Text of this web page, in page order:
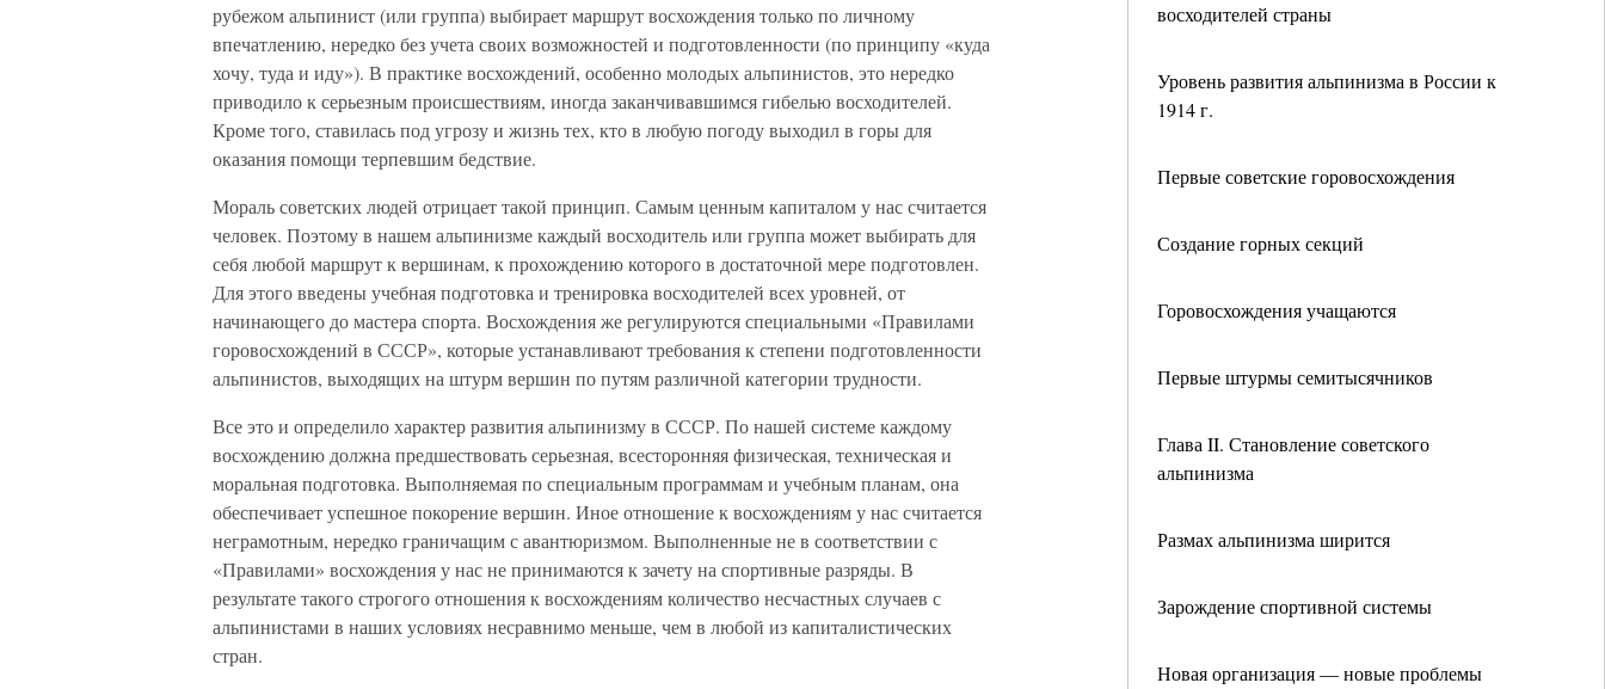
восходителей страны
Уровень развития альпинизма в России к
1914 г.
Первые советские горовосхождения
Создание горных секций
Горовосхождения учащаются
Первые штурмы семитысячников
Глава II. Становление советского
альпинизма
Размах альпинизма ширится
Зарождение спортивной системы
Новая организация — новые проблемы
рубежом альпинист (или группа) выбирает маршрут восхождения только по личному
впечатлению, нередко без учета своих возможностей и подготовленности (по принципу «куда
хочу, туда и иду»). В практике восхождений, особенно молодых альпинистов, это нередко
приводило к серьезным происшествиям, иногда заканчивавшимся гибелью восходителей.
Кроме того, ставилась под угрозу и жизнь тех, кто в любую погоду выходил в горы для
оказания помощи терпевшим бедствие.
Мораль советских людей отрицает такой принцип. Самым ценным капиталом у нас считается
человек. Поэтому в нашем альпинизме каждый восходитель или группа может выбирать для
себя любой маршрут к вершинам, к прохождению которого в достаточной мере подготовлен.
Для этого введены учебная подготовка и тренировка восходителей всех уровней, от
начинающего до мастера спорта. Восхождения же регулируются специальными «Правилами
горовосхождений в СССР», которые устанавливают требования к степени подготовленности
альпинистов, выходящих на штурм вершин по путям различной категории трудности.
Все это и определило характер развития альпинизму в СССР. По нашей системе каждому
восхождению должна предшествовать серьезная, всесторонняя физическая, техническая и
моральная подготовка. Выполняемая по специальным программам и учебным планам, она
обеспечивает успешное покорение вершин. Иное отношение к восхождениям у нас считается
неграмотным, нередко граничащим с авантюризмом. Выполненные не в соответствии с
«Правилами» восхождения у нас не принимаются к зачету на спортивные разряды. В
результате такого строгого отношения к восхождениям количество несчастных случаев с
альпинистами в наших условиях несравнимо меньше, чем в любой из капиталистических
стран.